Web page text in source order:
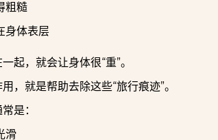
粗糙
身体表层
起，就会让身体很“重”。
，就是帮助去除这些“旅行痕迹”。
是：
滑